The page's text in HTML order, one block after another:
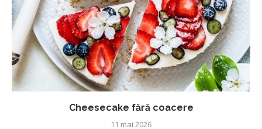
Cheesecake fără coacere
11 mai 2026